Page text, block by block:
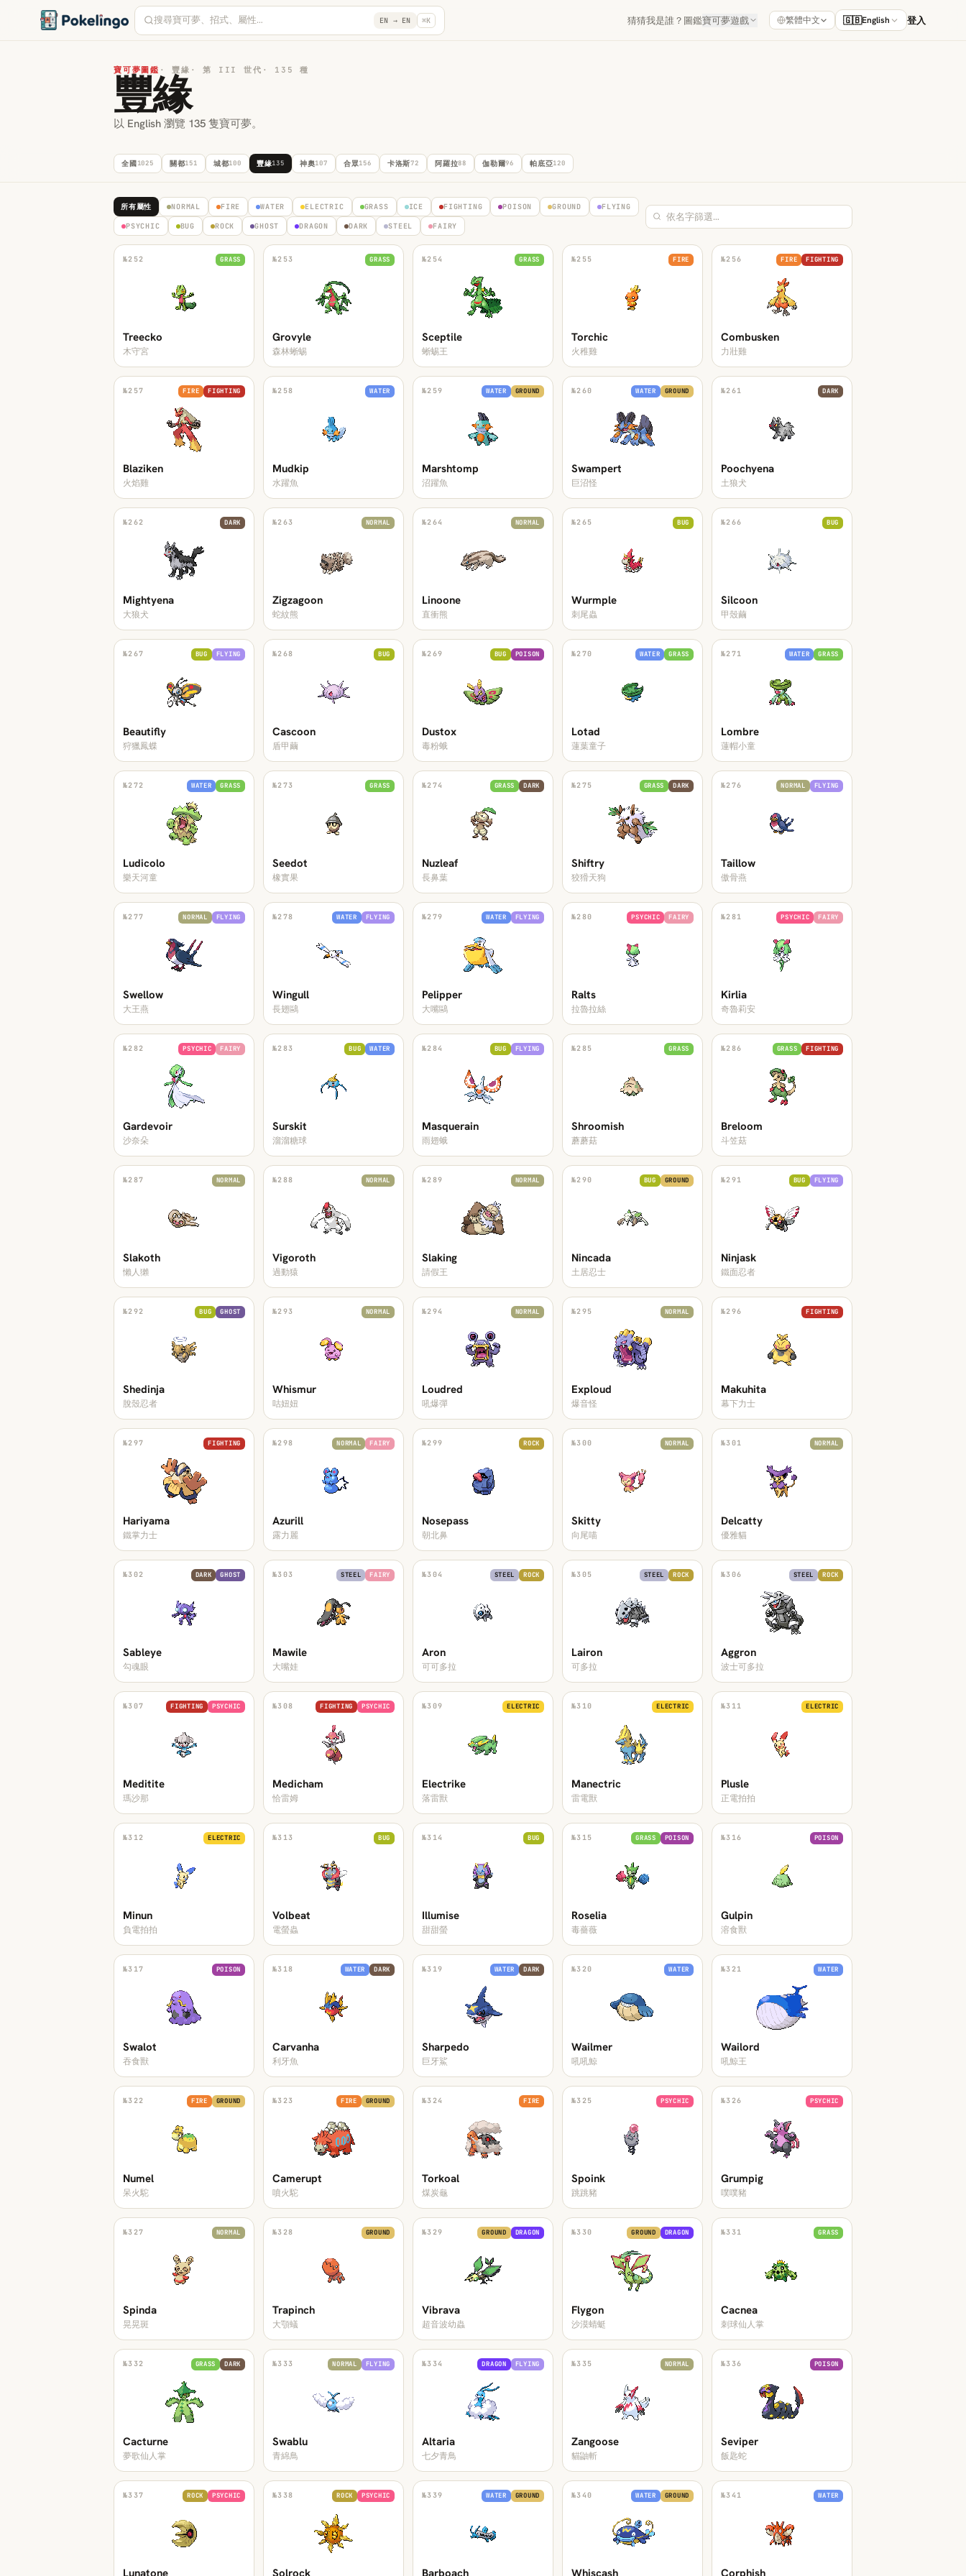
EN → EN ⌘K 猜猜我是誰？ 圖鑑寶可夢遊戲 繁體中文 🇬🇧English 登入
寶可夢圖鑑 · 豐緣 ·第 III 世代 · 135 種
豐緣
以 English 瀏覽 135 隻寶可夢。
全國1025 關都151 城都100 豐緣135 神奧107 合眾156 卡洛斯72 阿羅拉88 伽勒爾96 帕底亞120
所有屬性 NORMAL FIRE WATER ELECTRIC GRASS ICE FIGHTING POISON GROUND FLYING
PSYCHIC BUG ROCK GHOST DRAGON DARK STEEL FAIRY
№252 GRASS
Treecko
木守宮
№253 GRASS
Grovyle
森林蜥蜴
№254 GRASS
Sceptile
蜥蜴王
№255 FIRE
Torchic
火稚雞
№256 FIRE FIGHTING
Combusken
力壯雞
№257 FIRE FIGHTING
Blaziken
火焰雞
№258 WATER
Mudkip
水躍魚
№259 WATER GROUND
Marshtomp
沼躍魚
№260 WATER GROUND
Swampert
巨沼怪
№261 DARK
Poochyena
土狼犬
№262 DARK
Mightyena
大狼犬
№263 NORMAL
Zigzagoon
蛇紋熊
№264 NORMAL
Linoone
直衝熊
№265 BUG
Wurmple
刺尾蟲
№266 BUG
Silcoon
甲殼繭
№267 BUG FLYING
Beautifly
狩獵鳳蝶
№268 BUG
Cascoon
盾甲繭
№269 BUG POISON
Dustox
毒粉蛾
№270 WATER GRASS
Lotad
蓮葉童子
№271 WATER GRASS
Lombre
蓮帽小童
№272 WATER GRASS
Ludicolo
樂天河童
№273 GRASS
Seedot
橡實果
№274 GRASS DARK
Nuzleaf
長鼻葉
№275 GRASS DARK
Shiftry
狡猾天狗
№276 NORMAL FLYING
Taillow
傲骨燕
№277 NORMAL FLYING
Swellow
大王燕
№278 WATER FLYING
Wingull
長翅鷗
№279 WATER FLYING
Pelipper
大嘴鷗
№280 PSYCHIC FAIRY
Ralts
拉魯拉絲
№281 PSYCHIC FAIRY
Kirlia
奇魯莉安
№282 PSYCHIC FAIRY
Gardevoir
沙奈朵
№283 BUG WATER
Surskit
溜溜糖球
№284 BUG FLYING
Masquerain
雨翅蛾
№285 GRASS
Shroomish
蘑蘑菇
№286 GRASS FIGHTING
Breloom
斗笠菇
№287 NORMAL
Slakoth
懶人獺
№288 NORMAL
Vigoroth
過動猿
№289 NORMAL
Slaking
請假王
№290 BUG GROUND
Nincada
土居忍士
№291 BUG FLYING
Ninjask
鐵面忍者
№292 BUG GHOST
Shedinja
脫殼忍者
№293 NORMAL
Whismur
咕妞妞
№294 NORMAL
Loudred
吼爆彈
№295 NORMAL
Exploud
爆音怪
№296 FIGHTING
Makuhita
幕下力士
№297 FIGHTING
Hariyama
鐵掌力士
№298 NORMAL FAIRY
Azurill
露力麗
№299 ROCK
Nosepass
朝北鼻
№300 NORMAL
Skitty
向尾喵
№301 NORMAL
Delcatty
優雅貓
№302 DARK GHOST
Sableye
勾魂眼
№303 STEEL FAIRY
Mawile
大嘴娃
№304 STEEL ROCK
Aron
可可多拉
№305 STEEL ROCK
Lairon
可多拉
№306 STEEL ROCK
Aggron
波士可多拉
№307 FIGHTING PSYCHIC
Meditite
瑪沙那
№308 FIGHTING PSYCHIC
Medicham
恰雷姆
№309 ELECTRIC
Electrike
落雷獸
№310 ELECTRIC
Manectric
雷電獸
№311 ELECTRIC
Plusle
正電拍拍
№312 ELECTRIC
Minun
負電拍拍
№313 BUG
Volbeat
電螢蟲
№314 BUG
Illumise
甜甜螢
№315 GRASS POISON
Roselia
毒薔薇
№316 POISON
Gulpin
溶食獸
№317 POISON
Swalot
吞食獸
№318 WATER DARK
Carvanha
利牙魚
№319 WATER DARK
Sharpedo
巨牙鯊
№320 WATER
Wailmer
吼吼鯨
№321 WATER
Wailord
吼鯨王
№322 FIRE GROUND
Numel
呆火駝
№323 FIRE GROUND
Camerupt
噴火駝
№324 FIRE
Torkoal
煤炭龜
№325 PSYCHIC
Spoink
跳跳豬
№326 PSYCHIC
Grumpig
噗噗豬
№327 NORMAL
Spinda
晃晃斑
№328 GROUND
Trapinch
大顎蟻
№329 GROUND DRAGON
Vibrava
超音波幼蟲
№330 GROUND DRAGON
Flygon
沙漠蜻蜓
№331 GRASS
Cacnea
刺球仙人掌
№332 GRASS DARK
Cacturne
夢歌仙人掌
№333 NORMAL FLYING
Swablu
青綿鳥
№334 DRAGON FLYING
Altaria
七夕青鳥
№335 NORMAL
Zangoose
貓鼬斬
№336 POISON
Seviper
飯匙蛇
№337 ROCK PSYCHIC
Lunatone
№338 ROCK PSYCHIC
Solrock
№339 WATER GROUND
Barboach
№340 WATER GROUND
Whiscash
№341 WATER
Corphish